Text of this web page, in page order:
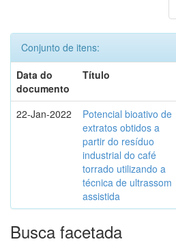
Conjunto de itens:
Data do
documento
Título
22-Jan-2022
Potencial bioativo de
extratos obtidos a
partir do resíduo
industrial do café
torrado utilizando a
técnica de ultrassom
assistida
Busca facetada